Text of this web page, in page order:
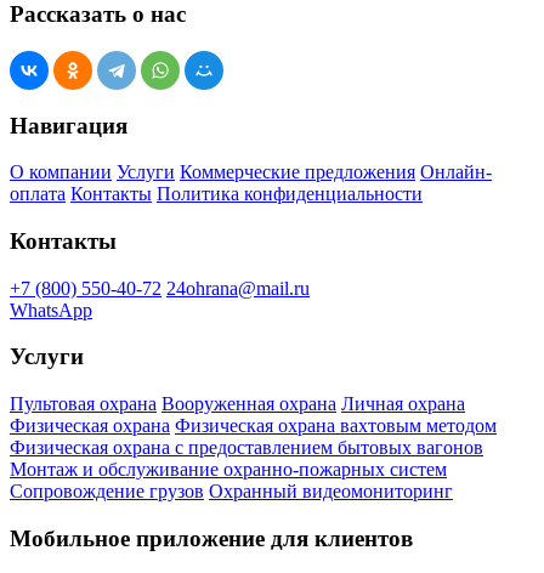
Рассказать о нас
Навигация
О компании Услуги Коммерческие предложения Онлайн-
оплата Контакты Политика конфиденциальности
Контакты
+7 (800) 550-40-72 24ohrana@mail.ru
WhatsApp
Услуги
Пультовая охрана Вооруженная охрана Личная охрана
Физическая охрана Физическая охрана вахтовым методом
Физическая охрана с предоставлением бытовых вагонов
Монтаж и обслуживание охранно-пожарных систем
Сопровождение грузов Охранный видеомониторинг
Мобильное приложение для клиентов